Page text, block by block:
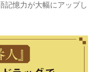
記憶力が大幅にアップし